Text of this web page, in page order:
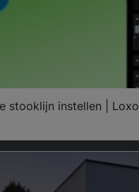
stooklijn instellen |